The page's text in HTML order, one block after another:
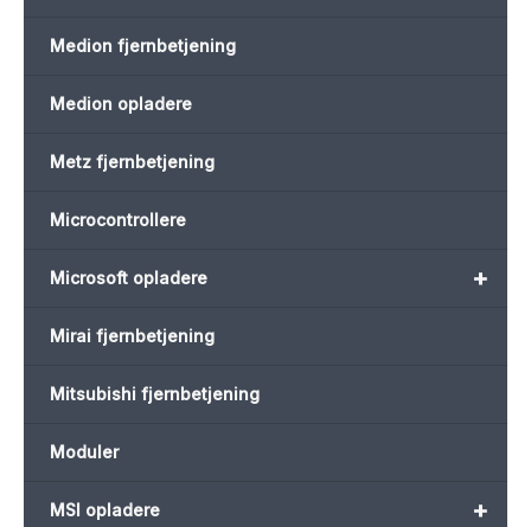
Medion fjernbetjening
Medion opladere
Metz fjernbetjening
Microcontrollere
+
Microsoft opladere
Mirai fjernbetjening
Mitsubishi fjernbetjening
Moduler
+
MSI opladere